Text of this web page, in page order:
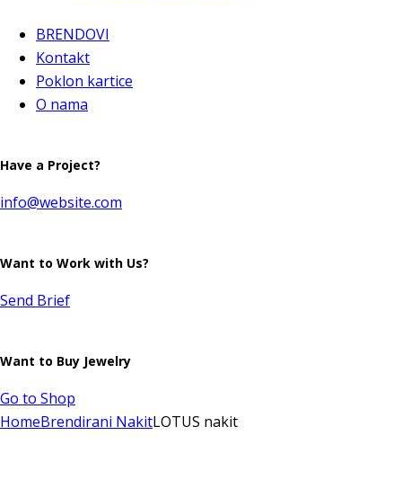
BRENDOVI
Kontakt
Poklon kartice
O nama
Have a Project?
info@website.com
Want to Work with Us?
Send Brief
Want to Buy Jewelry
Go to Shop
HomeBrendirani NakitLOTUS nakit